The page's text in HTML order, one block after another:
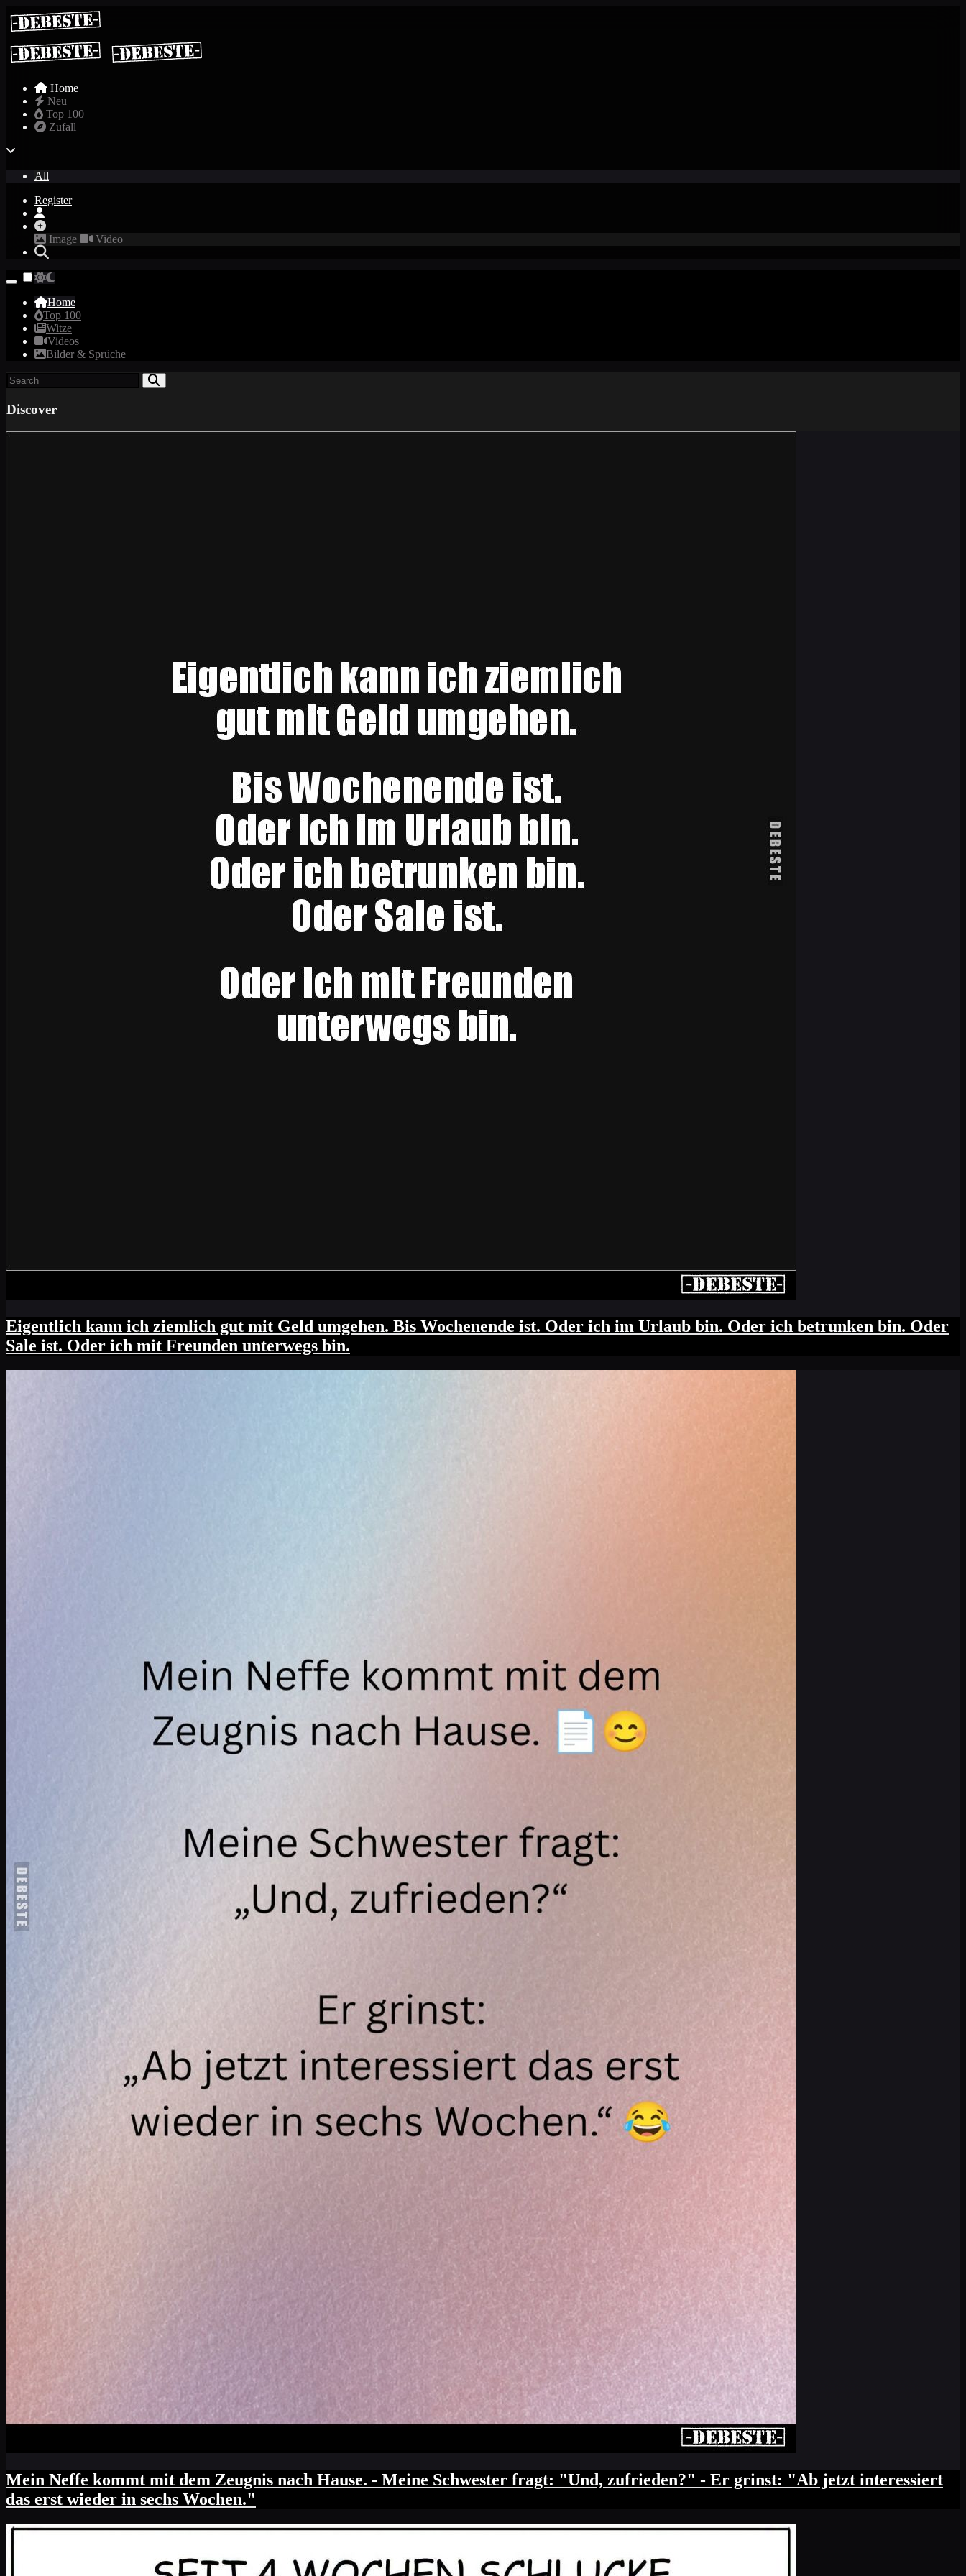
Home
Neu
Top 100
Zufall
All
Register
Image Video
Home
Top 100
Witze
Videos
Bilder & Sprüche
Discover
Eigentlich kann ich ziemlich gut mit Geld umgehen. Bis Wochenende ist. Oder ich im Urlaub bin. Oder ich betrunken bin. Oder
Sale ist. Oder ich mit Freunden unterwegs bin.
Mein Neffe kommt mit dem Zeugnis nach Hause. - Meine Schwester fragt: "Und, zufrieden?" - Er grinst: "Ab jetzt interessiert
das erst wieder in sechs Wochen."